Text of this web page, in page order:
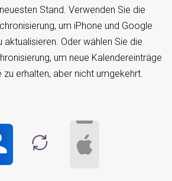
Stand. Verwenden Sie die
um iPhone und Google
aktualisieren. Oder wählen Sie die
um neue Kalendereinträge
zu erhalten, aber nicht umgekehrt.